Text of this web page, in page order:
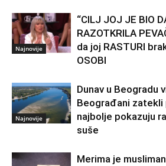
Najnovije
“CILJ JOJ JE BIO
RAZOTKRILA
da joj RASTURI
OSOBI
Najnovije
Dunav u Beogradu
Beograđani zatekli
najbolje pokazuju
suše
Merima je